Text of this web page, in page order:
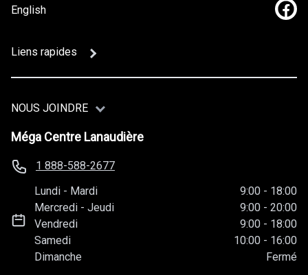
English
Liens rapides
NOUS JOINDRE
Méga Centre Lanaudière
1 888-588-2677
Lundi - Mardi 9:00 - 18:00
Mercredi -Jeudi 9:00 - 20:00
Vendredi
9:00 - 18:00
Samedi
10:00 - 16:00
Dimanche
Fermé